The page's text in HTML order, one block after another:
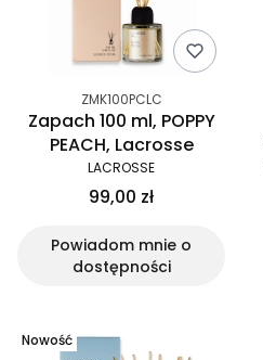
ZMK100PCLC
Zapach 100 ml, POPPY
PEACH, Lacrosse
LACROSSE
99,00 zł
Powiadom mnie o
dostępności
Nowość